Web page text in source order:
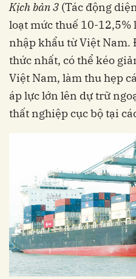
Kịch bản 3 (Tác động
loạt mức thuế 10-12,5%
nhập khẩu từ Việt Nam.
thức nhất, có thể kéo
Việt Nam, làm thu hẹp
áp lực lớn lên dự trữ
thất nghiệp cục bộ tại